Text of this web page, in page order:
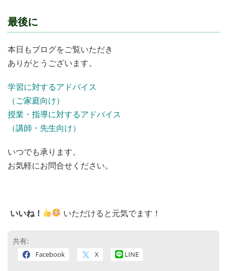
最後に
本日もブログをご覧いただき
ありがとうございます。
学習に対するアドバイス
（ご家庭向け）
授業・指導に対するアドバイス
（講師・先生向け）
いつでも承ります。
お気軽にお問合せください。
いいね！ いただけると元気でます！
共有:
Facebook X LINE